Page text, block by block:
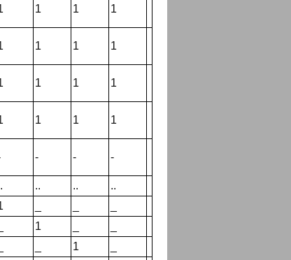
1 1 1
1 1 1
1 1 1
1 1 1
- - -
.. ..
..
1
1